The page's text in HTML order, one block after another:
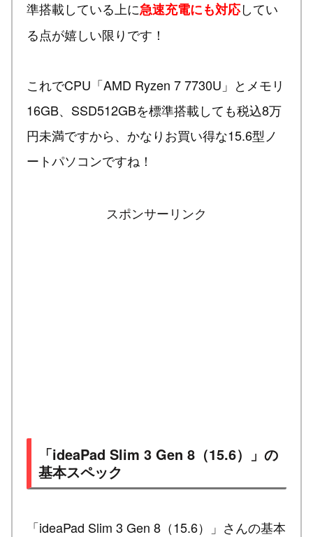
準搭載している上に急速充電にも対応してい
る点が嬉しい限りです！
これでCPU「AMD Ryzen 7 7730U」とメモリ
16GB、SSD512GBを標準搭載しても税込8万
円未満ですから、かなりお買い得な15.6型ノ
ートパソコンですね！
スポンサーリンク
「ideaPad Slim 3 Gen 8（15.6）」の
基本スペック
「ideaPad Slim 3 Gen 8（15.6）」さんの基本